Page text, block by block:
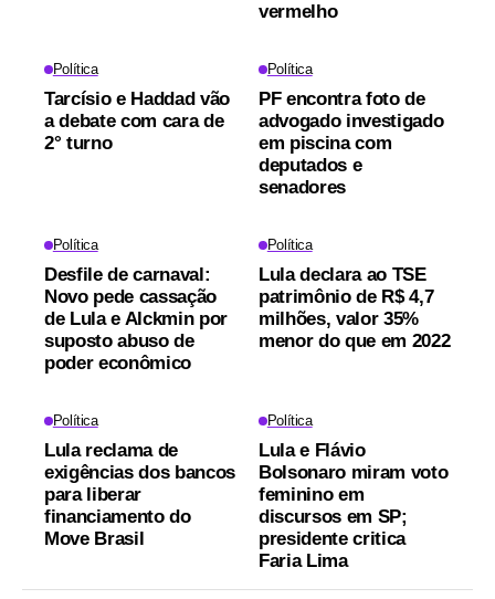
vermelho
Política
Tarcísio e Haddad vão
a debate com cara de
2° turno
Política
PF encontra foto de
advogado investigado
em piscina com
deputados e
senadores
Política
Desfile de carnaval:
Novo pede cassação
de Lula e Alckmin por
suposto abuso de
poder econômico
Política
Lula declara ao TSE
patrimônio de R$ 4,7
milhões, valor 35%
menor do que em 2022
Política
Lula reclama de
exigências dos bancos
para liberar
financiamento do
Move Brasil
Política
Lula e Flávio
Bolsonaro miram voto
feminino em
discursos em SP;
presidente critica
Faria Lima